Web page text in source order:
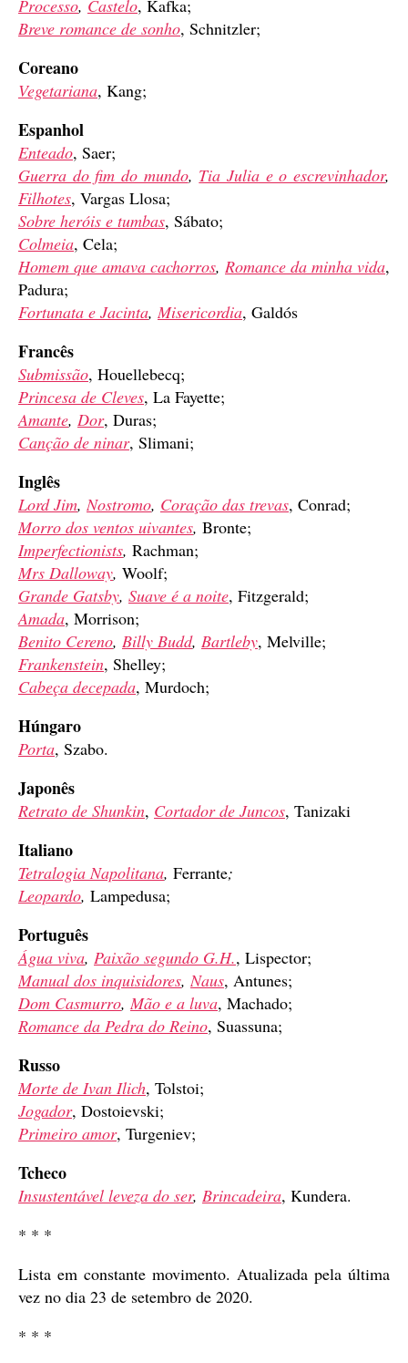
Processo, Castelo, Kafka;
Breve romance de sonho, Schnitzler;
Coreano
Vegetariana, Kang;
Espanhol
Enteado, Saer;
Guerra do fim do mundo, Tia Julia e o escrevinhador,
Filhotes, Vargas Llosa;
Sobre heróis e tumbas, Sábato;
Colmeia, Cela;
Homem que amava cachorros, Romance da minha vida,
Padura;
Fortunata e Jacinta, Misericordia, Galdós
Francês
Submissão, Houellebecq;
Princesa de Cleves, La Fayette;
Amante, Dor, Duras;
Canção de ninar, Slimani;
Inglês
Lord Jim,Nostromo, Coração das trevas, Conrad;
Morro dos ventos uivantes, Bronte;
Imperfectionists, Rachman;
Mrs Dalloway, Woolf;
Grande Gatsby, Suave é a noite, Fitzgerald;
Amada, Morrison;
Benito Cereno, Billy Budd, Bartleby, Melville;
Frankenstein, Shelley;
Cabeça decepada, Murdoch;
Húngaro
Porta, Szabo.
Japonês
Retrato de Shunkin, Cortador de Juncos, Tanizaki
Italiano
Tetralogia Napolitana, Ferrante;
Leopardo, Lampedusa;
Português
Água viva, Paixão segundo G.H., Lispector;
Manual dos inquisidores,Naus, Antunes;
Dom Casmurro, Mão e a luva, Machado;
Romance da Pedra do Reino, Suassuna;
Russo
Morte de Ivan Ilich, Tolstoi;
Jogador, Dostoievski;
Primeiro amor, Turgeniev;
Tcheco
Insustentável leveza do ser, Brincadeira, Kundera.
* * *
Lista em constante movimento. Atualizada pela última
vez no dia 23 de setembro de 2020.
* * *